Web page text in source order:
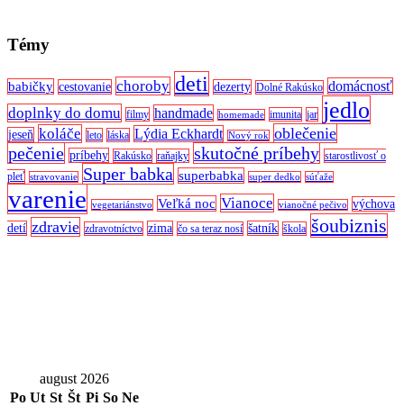
Témy
babičky cestovanie choroby deti dezerty Dolné Rakúsko domácnosť
doplnky do domu filmy handmade homemade imunita jar jedlo
jeseň koláče leto láska Lýdia Eckhardt Nový rok oblečenie
pečenie príbehy Rakúsko raňajky skutočné príbehy starostlivosť o
pleť stravovanie Super babka superbabka super dedko súťaže
varenie vegetariánstvo Veľká noc Vianoce vianočné pečivo
výchova
detí zdravie zdravotníctvo zima čo sa teraz nosí šatník škola šoubiznis
august 2026
Po Ut St Št Pi So Ne